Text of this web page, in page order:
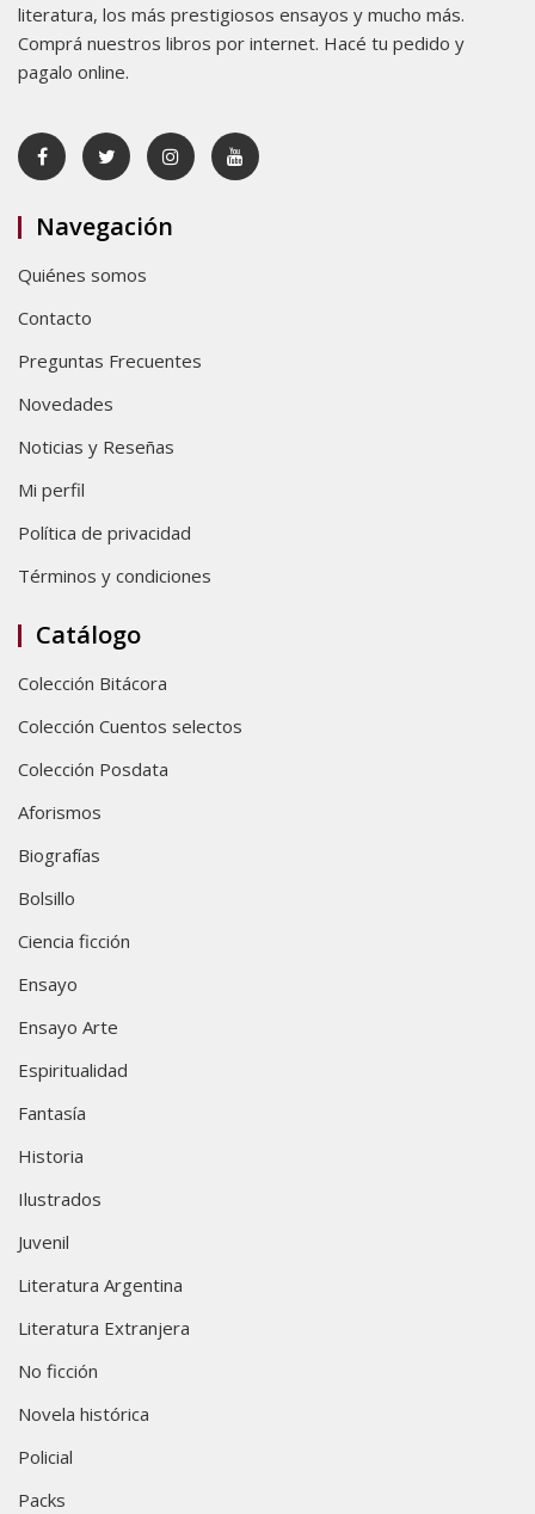
literatura, los más prestigiosos ensayos y mucho más.
Comprá nuestros libros por internet. Hacé tu pedido y
pagalo online.
Navegación
Quiénes somos
Contacto
Preguntas Frecuentes
Novedades
Noticias y Reseñas
Mi perfil
Política de privacidad
Términos y condiciones
Catálogo
Colección Bitácora
Colección Cuentos selectos
Colección Posdata
Aforismos
Biografías
Bolsillo
Ciencia ficción
Ensayo
Ensayo Arte
Espiritualidad
Fantasía
Historia
Ilustrados
Juvenil
Literatura Argentina
Literatura Extranjera
No ficción
Novela histórica
Policial
Packs